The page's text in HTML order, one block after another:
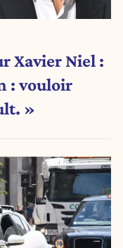
Xavier Niel :
: vouloir
»